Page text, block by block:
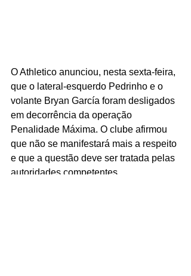
O Athletico anunciou, nesta sexta-feira,
que o lateral-esquerdo Pedrinho e o
volante Bryan García foram desligados
em decorrência da operação
Penalidade Máxima. O clube afirmou
que não se manifestará mais a respeito
e que a questão deve ser tratada pelas
autoridades competentes.